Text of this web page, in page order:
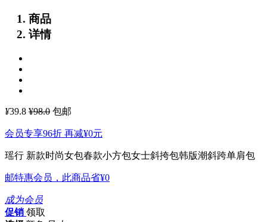
商品
详情
¥39.8 ¥98.0 包邮
会员专享96折 再减¥0元
瑶行 新款时尚女包春款小方包女士斜挎包韩版潮斜跨单肩包
邮特惠会员，此商品省¥0
成为会员
促销 领取